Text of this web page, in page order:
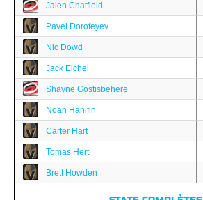
Jalen Chatfield
Pavel Dorofeyev
Nic Dowd
Jack Eichel
Shayne Gostisbehere
Noah Hanifin
Carter Hart
Tomas Hertl
Brett Howden